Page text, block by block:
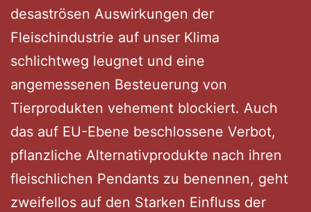
desaströsen Auswirkungen der
Fleischindustrie auf unser Klima
schlichtweg leugnet und eine
angemessenen Besteuerung von
Tierprodukten vehement blockiert. Auch
das auf EU-Ebene beschlossene Verbot,
pflanzliche Alternativprodukte nach ihren
fleischlichen Pendants zu benennen, geht
zweifellos auf den Starken Einfluss der